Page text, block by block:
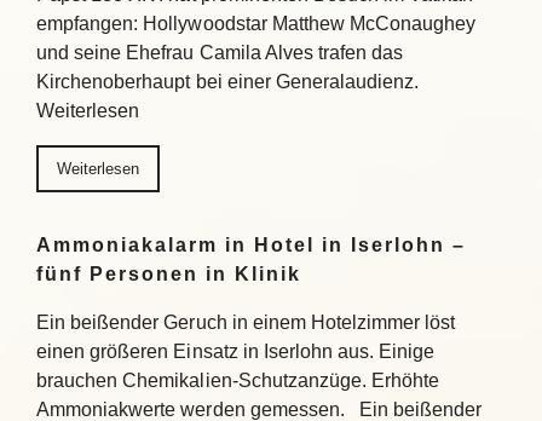
empfangen: Hollywoodstar Matthew McConaughey
und seine Ehefrau Camila Alves trafen das
Kirchenoberhaupt bei einer Generalaudienz.
Weiterlesen
Weiterlesen
Ammoniakalarm in Hotel in Iserlohn –
fünf Personen in Klinik
Ein beißender Geruch in einem Hotelzimmer löst
einen größeren Einsatz in Iserlohn aus. Einige
brauchen Chemikalien-Schutzanzüge. Erhöhte
Ammoniakwerte werden gemessen. Ein beißender